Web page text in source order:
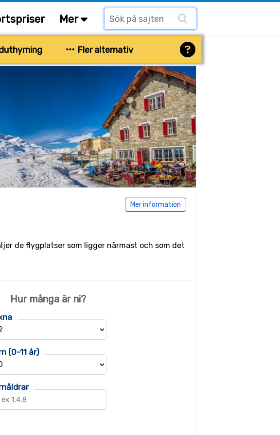
Mer
Fler alternativ
Mer information
de flygplatser som ligger närmast och som det
Hur många är ni?
(0-11 år)